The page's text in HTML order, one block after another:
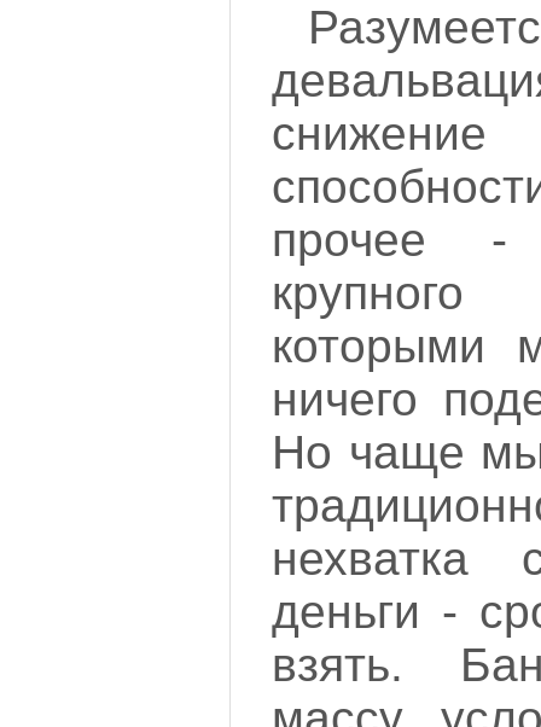
снижение
прочее -
которыми
ничего
Но чаще мы
нехватка
деньги -
взять.